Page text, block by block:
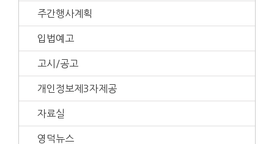
주간행사계획
입법예고
고시/공고
개인정보제3자제공
자료실
영덕뉴스